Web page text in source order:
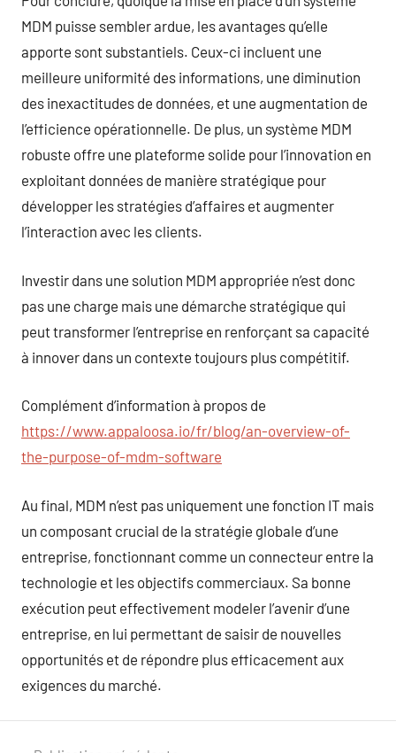
MDM puisse sembler ardue, les avantages qu’elle
apporte sont substantiels. Ceux-ci incluent une
meilleure uniformité des informations, une diminution
des inexactitudes de données, et une augmentation de
l’efficience opérationnelle. De plus, un système MDM
robuste offre une plateforme solide pour l’innovation en
exploitant données de manière stratégique pour
développer les stratégies d’affaires et augmenter
l’interaction avec les clients.
Investir dans une solution MDM appropriée n’est donc
pas une charge mais une démarche stratégique qui
peut transformer l’entreprise en renforçant sa capacité
à innover dans un contexte toujours plus compétitif.
Complément d’information à propos de
https://www.appaloosa.io/fr/blog/an-overview-of-
the-purpose-of-mdm-software
Au final, MDM n’est pas uniquement une fonction IT mais
un composant crucial de la stratégie globale d’une
entreprise, fonctionnant comme un connecteur entre la
technologie et les objectifs commerciaux. Sa bonne
exécution peut effectivement modeler l’avenir d’une
entreprise, en lui permettant de saisir de nouvelles
opportunités et de répondre plus efficacement aux
exigences du marché.